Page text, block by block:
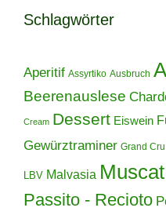
Schlagwörter
Aperitif Assyrtiko Ausbruch
Beerenauslese
Cream Dessert Eiswein
Gewürztraminer Grand Cru
LBV Malvasia Muscat
Passito - Recioto